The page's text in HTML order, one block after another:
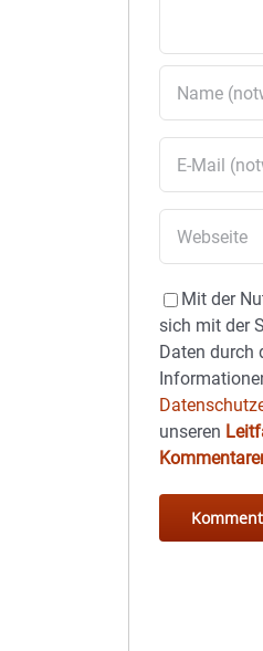
Mit der
sich mit der
Daten durch
unseren